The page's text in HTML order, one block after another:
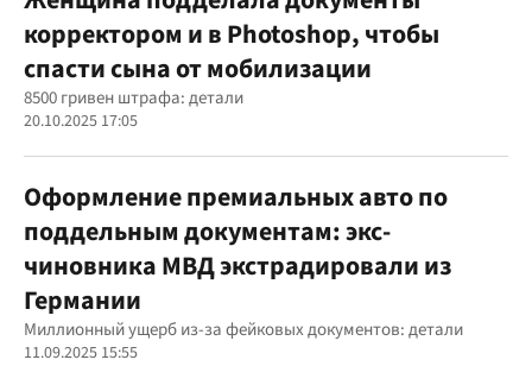
корректором и в Photoshop, чтобы
спасти сына от мобилизации
8500 гривен штрафа: детали
20.10.2025 17:05
Оформление премиальных авто по
поддельным документам: экс-
чиновника МВД экстрадировали из
Германии
Миллионный ущерб из-за фейковых документов: детали
11.09.2025 15:55